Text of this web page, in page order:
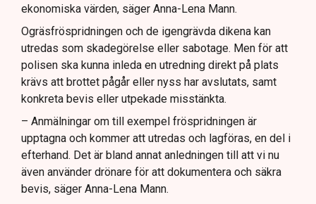
ekonomiska värden, säger Anna-Lena Mann.
Ogräsfröspridningen och de igengrävda dikena kan
utredas som skadegörelse eller sabotage. Men för att
polisen ska kunna inleda en utredning direkt på plats
krävs att brottet pågår eller nyss har avslutats, samt
konkreta bevis eller utpekade misstänkta.
– Anmälningar om till exempel fröspridningen är
upptagna och kommer att utredas och lagföras, en del i
efterhand. Det är bland annat anledningen till att vi nu
även använder drönare för att dokumentera och säkra
bevis, säger Anna-Lena Mann.